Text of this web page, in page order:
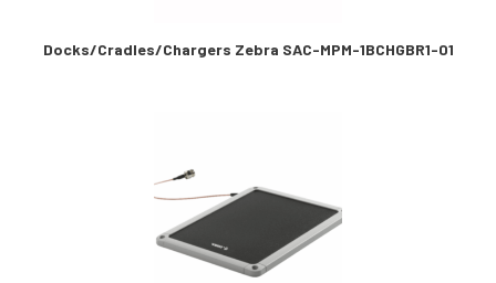
Docks/Cradles/Chargers Zebra SAC-MPM-1BCHGBR1-01